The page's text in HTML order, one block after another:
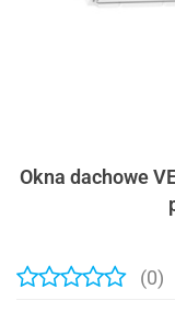
Okna dachowe
(0)